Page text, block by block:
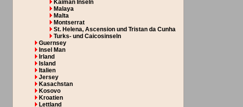
Kaiman Inseln
Malaya
Malta
Montserrat
St. Helena, Ascension und Tristan da Cunha
Turks- und Caicosinseln
Guernsey
Insel Man
Irland
Island
Italien
Jersey
Kasachstan
Kosovo
Kroatien
Lettland